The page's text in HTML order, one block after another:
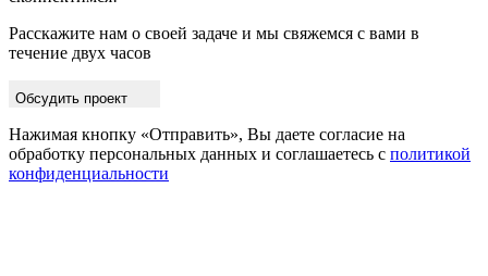
Расскажите нам о своей задаче и мы свяжемся с вами в
течение двух часов
Обсудить проект
Нажимая кнопку «Отправить», Вы даете согласие на
обработку персональных данных и соглашаетесь с политикой
конфиденциальности